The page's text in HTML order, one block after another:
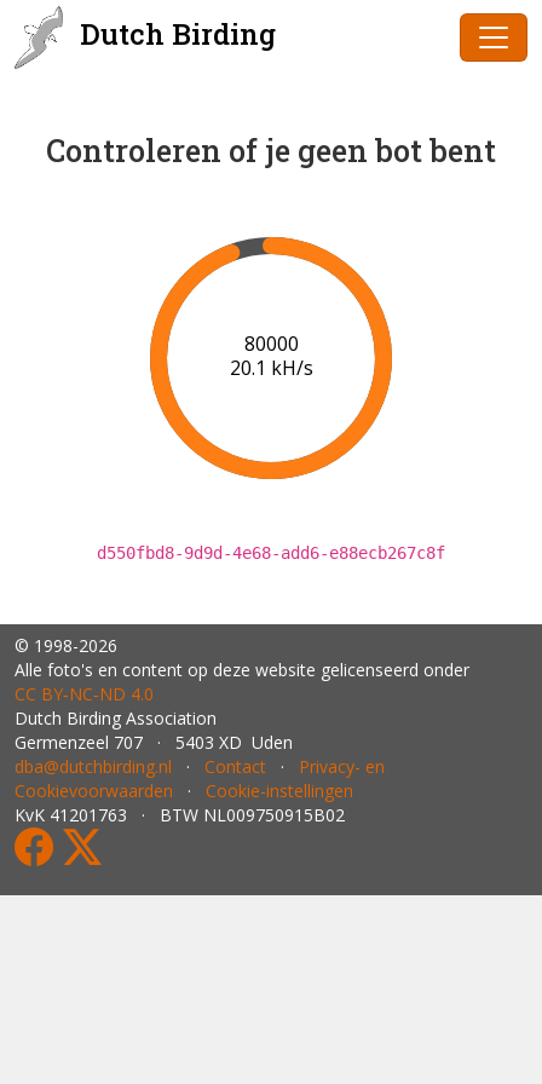
Dutch Birding
Controleren of je geen bot bent
82000
20.0 kH/s
d550fbd8-9d9d-4e68-add6-e88ecb267c8f
© 1998-2026
Alle foto's en content op deze website gelicenseerd onder
CC BY‑NC‑ND 4.0
Dutch Birding Association
Germenzeel 707 · 5403 XD Uden
dba@dutchbirding.nl · Contact · Privacy- en
Cookievoorwaarden · Cookie-instellingen
KvK 41201763 · BTW NL009750915B02